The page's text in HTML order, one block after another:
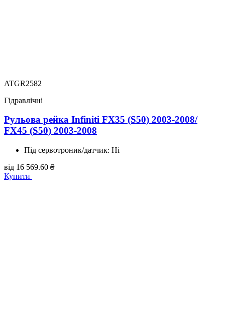
ATGR2582
Гідравлічні
Рульова рейка Infiniti FX35 (S50) 2003-2008/
FX45 (S50) 2003-2008
Під сервотроник/датчик: Ні
від 16 569.60 ₴
Купити